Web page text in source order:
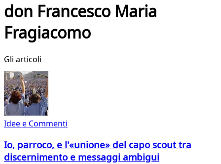
don Francesco Maria
Fragiacomo
Gli articoli
Idee e Commenti
Io, parroco, e l'«unione» del capo scout tra
discernimento e messaggi ambigui